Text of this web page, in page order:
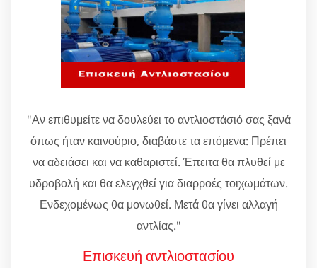
"Αν επιθυμείτε να δουλεύει το αντλιοστάσιό σας ξανά
όπως ήταν καινούριο, διαβάστε τα επόμενα: Πρέπει
να αδειάσει και να καθαριστεί. Έπειτα θα πλυθεί με
υδροβολή και θα ελεγχθεί για διαρροές τοιχωμάτων.
Ενδεχομένως θα μονωθεί. Μετά θα γίνει αλλαγή
αντλίας."
Επισκευή αντλιοστασίου